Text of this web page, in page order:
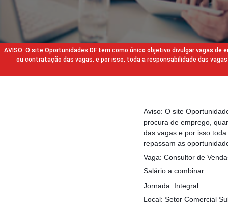
AVISO: O site Oportunidades DF tem como único objetivo divulgar vagas
ou contratação das vagas. e por isso, toda a responsabilidade das
Aviso: O site
procura de emprego,
das vagas e por isso
repassam as
Vaga: Consultor de
Salário a combinar
Jornada: Integral
Local: Setor Comercial